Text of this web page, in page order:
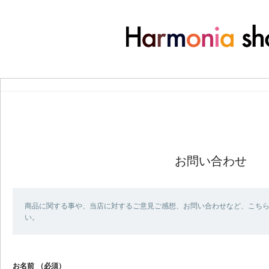
お問い合わせ
商品に関する事や、当店に対するご意見ご感想、お問い合わせなど、こち
い。
お名前 （必須）